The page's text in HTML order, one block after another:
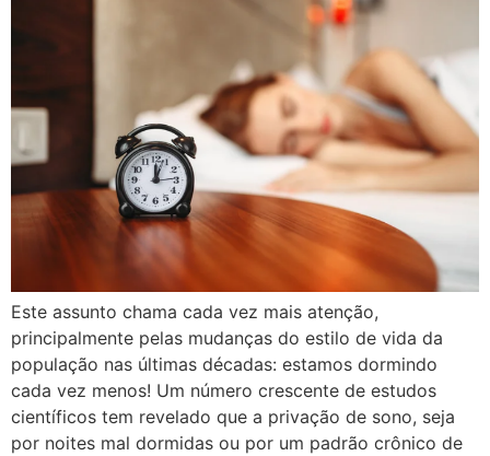
Este assunto chama cada vez mais atenção,
principalmente pelas mudanças do estilo de vida da
população nas últimas décadas: estamos dormindo
cada vez menos! Um número crescente de estudos
científicos tem revelado que a privação de sono, seja
por noites mal dormidas ou por um padrão crônico de